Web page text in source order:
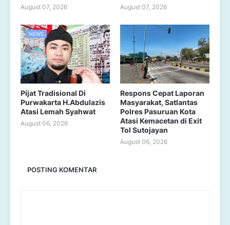
August 07, 2026 August 07, 2026
NEWS
Pijat Tradisional Di
Purwakarta H.Abdulazis
Atasi Lemah Syahwat
August 06, 2026
Respons Cepat Laporan
Masyarakat, Satlantas
Polres Pasuruan Kota
Atasi Kemacetan di Exit
Tol Sutojayan
August 06, 2026
POSTING KOMENTAR